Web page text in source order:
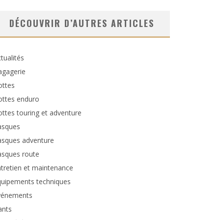
DÉCOUVRIR D’AUTRES ARTICLES
enduro
touring et adventure
adventure
route
et maintenance
techniques